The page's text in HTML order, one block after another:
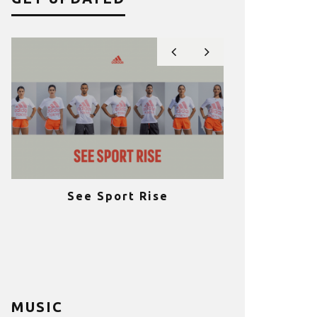
See Sport Rise
MUSIC